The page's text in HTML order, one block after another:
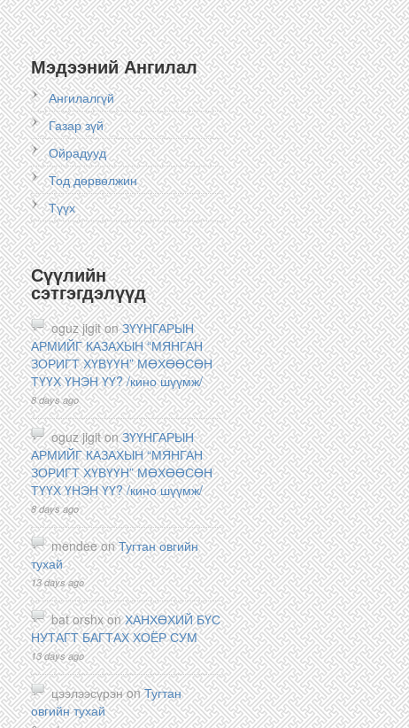
Мэдээний Ангилал
Ангилалгүй
Газар зүй
Ойрадууд
Тод дөрвөлжин
Түүх
Сүүлийн
сэтгэгдэлүүд
oguz jigit onЗҮҮНГАРЫН
АРМИЙГ КАЗАХЫН “МЯНГАН
ЗОРИГТ ХҮВҮҮН” МӨХӨӨСӨН
ТҮҮХ ҮНЭН ҮҮ? /кино шүүмж/
8 days ago
oguz jigit onЗҮҮНГАРЫН
АРМИЙГ КАЗАХЫН “МЯНГАН
ЗОРИГТ ХҮВҮҮН” МӨХӨӨСӨН
ТҮҮХ ҮНЭН ҮҮ? /кино шүүмж/
8 days ago
mendee onТугтан овгийн
тухай
13 days ago
bat orshx onХАНХӨХИЙ БҮС
НУТАГТ БАГТАХ ХОЁР СУМ
13 days ago
цээлээсүрэн onТугтан
овгийн тухай